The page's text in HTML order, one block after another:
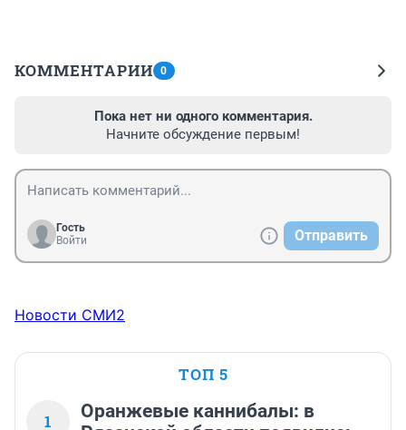
КОММЕНТАРИИ 0
Пока нет ни одного комментария.
Начните обсуждение первым!
Гость
Войти
Отправить
Новости СМИ2
ТОП 5
1
Оранжевые каннибалы: в